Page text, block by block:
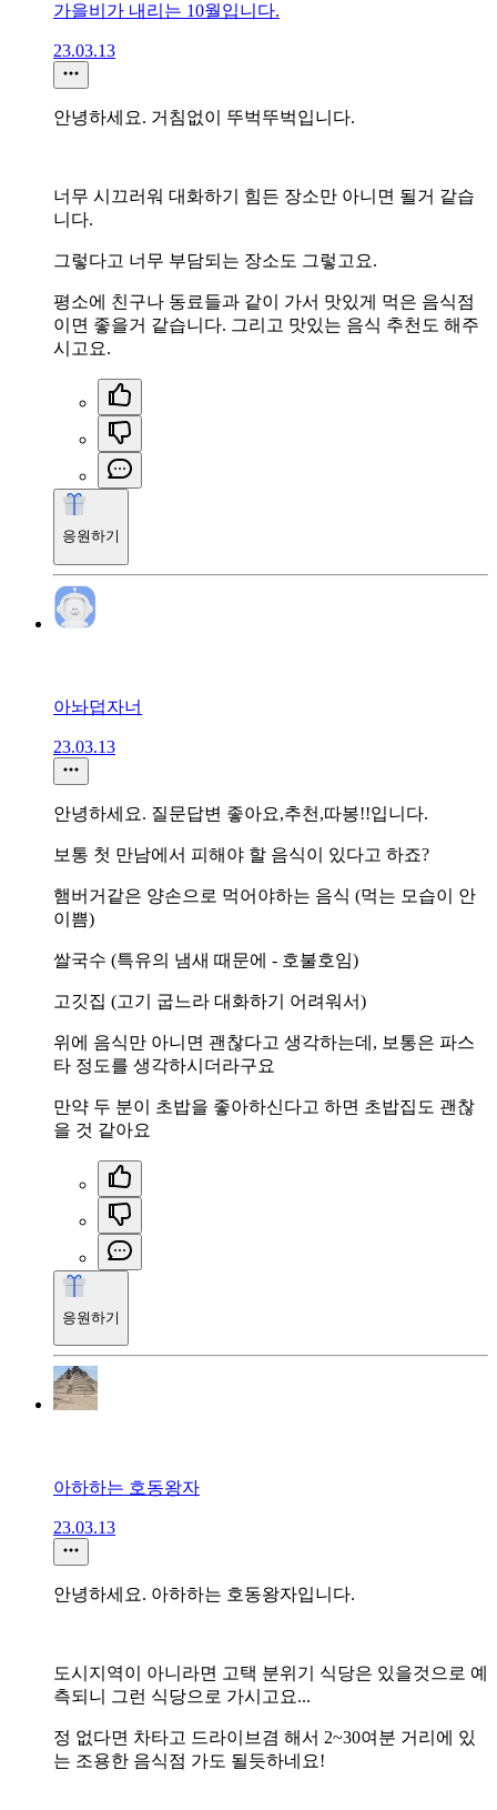
가을비가 내리는 10월입니다.
23.03.13
안녕하세요. 거침없이 뚜벅뚜벅입니다.
너무 시끄러워 대화하기 힘든 장소만 아니면 될거 같습
니다.
그렇다고 너무 부담되는 장소도 그렇고요.
평소에 친구나 동료들과 같이 가서 맛있게 먹은 음식점
이면 좋을거 같습니다. 그리고 맛있는 음식 추천도 해주
시고요.
응원하기
아놔덥자너
23.03.13
안녕하세요. 질문답변 좋아요,추천,따봉!!입니다.
보통 첫 만남에서 피해야 할 음식이 있다고 하죠?
햄버거같은 양손으로 먹어야하는 음식 (먹는 모습이 안
이쁨)
쌀국수 (특유의 냄새 때문에 - 호불호임)
고깃집 (고기 굽느라 대화하기 어려워서)
위에 음식만 아니면 괜찮다고 생각하는데, 보통은 파스
타 정도를 생각하시더라구요
만약 두 분이 초밥을 좋아하신다고 하면 초밥집도 괜찮
을 것 같아요
응원하기
아하하는 호동왕자
23.03.13
안녕하세요. 아하하는 호동왕자입니다.
도시지역이 아니라면 고택 분위기 식당은 있을것으로 예
측되니 그런 식당으로 가시고요...
정 없다면 차타고 드라이브겸 해서 2~30여분 거리에 있
는 조용한 음식점 가도 될듯하네요!